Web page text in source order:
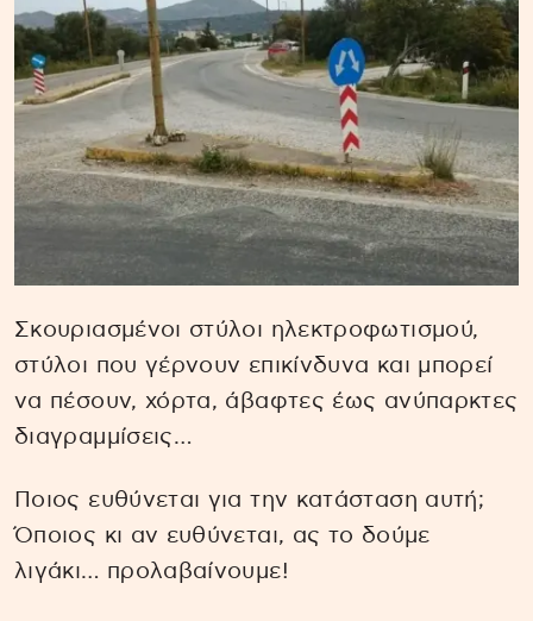
Σκουριασμένοι στύλοι ηλεκτροφωτισμού,
στύλοι που γέρνουν επικίνδυνα και μπορεί
να πέσουν, χόρτα, άβαφτες έως ανύπαρκτες
διαγραμμίσεις…
Ποιος ευθύνεται για την κατάσταση αυτή;
Όποιος κι αν ευθύνεται, ας το δούμε
λιγάκι… προλαβαίνουμε!